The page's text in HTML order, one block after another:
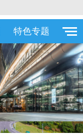
特色专题